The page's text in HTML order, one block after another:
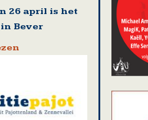
26 april is het
Bever